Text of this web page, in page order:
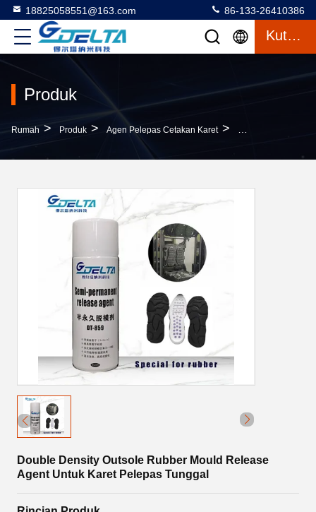
18825058551@163.com 86-133-26410386
Kutipan
Produk
Rumah > Produk > Agen Pelepas Cetakan Karet > Double Density
Double Density Outsole Rubber Mould Release
Agent Untuk Karet Pelepas Tunggal